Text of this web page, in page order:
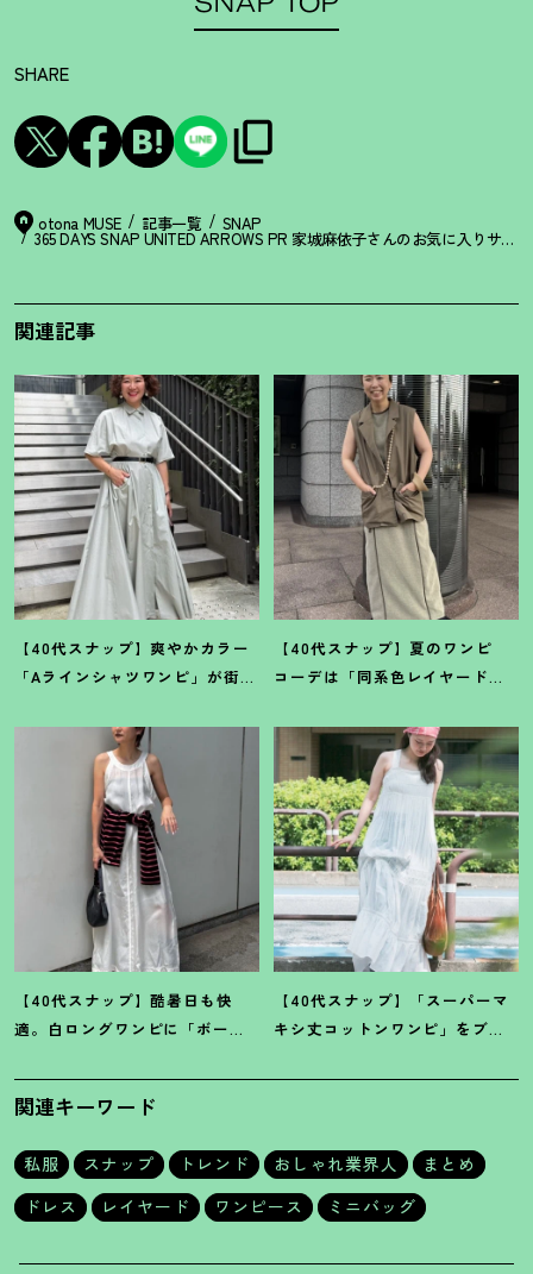
SHARE
otona MUSE 記事一覧 SNAP
365 DAYS SNAP UNITED ARROWS PR 家城麻依子さんのお気に入りサン
関連記事
【40代スナップ】爽やかカラー
「Aラインシャツワンピ」が街で
さん
【40代スナップ】夏のワンピ
コーデは「同系色レイヤード」
さん
【40代スナップ】酷暑日も快
適。白ロングワンピに「ボー
美緒さん
【40代スナップ】「スーパーマ
キシ丈コットンワンピ」をブラ
さん
関連キーワード
私服 スナップ トレンド おしゃれ業界人
まとめ
ドレス
レイヤード ワンピース ミニバッグ